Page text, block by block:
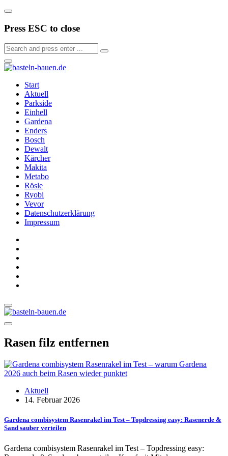
Press ESC to close
Start
Aktuell
Parkside
Einhell
Gardena
Enders
Bosch
Dewalt
Kärcher
Makita
Metabo
Rösle
Ryobi
Vevor
Datenschutzerklärung
Impressum
Rasen filz entfernen
Aktuell
14. Februar 2026
Gardena combisystem Rasenrakel im Test – Topdressing easy: Rasenerde &
Sand sauber verteilen
Gardena combisystem Rasenrakel im Test – Topdressing easy: